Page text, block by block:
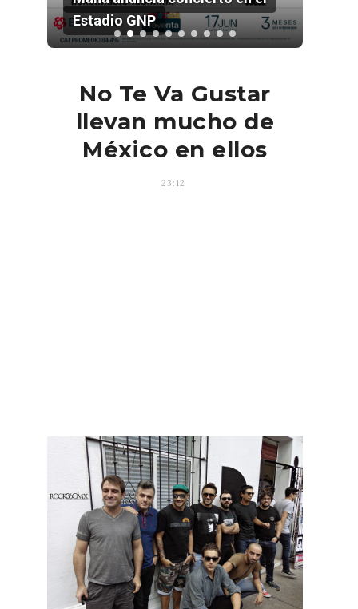
Estadio GNP
No Te Va Gustar
llevan mucho de
México en ellos
23:12